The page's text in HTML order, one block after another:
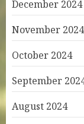
December 2024
November 2024
October 2024
September
August 2024